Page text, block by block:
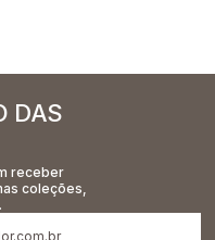
DAS
receber
coleções,